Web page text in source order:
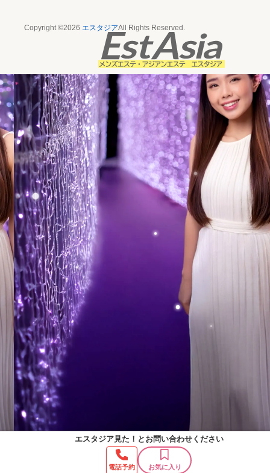
エスタジア見た！ とお問い合わせください
電話予約 お気に入り
Copyright ©2026 エスタジアAll Rights Reserved.